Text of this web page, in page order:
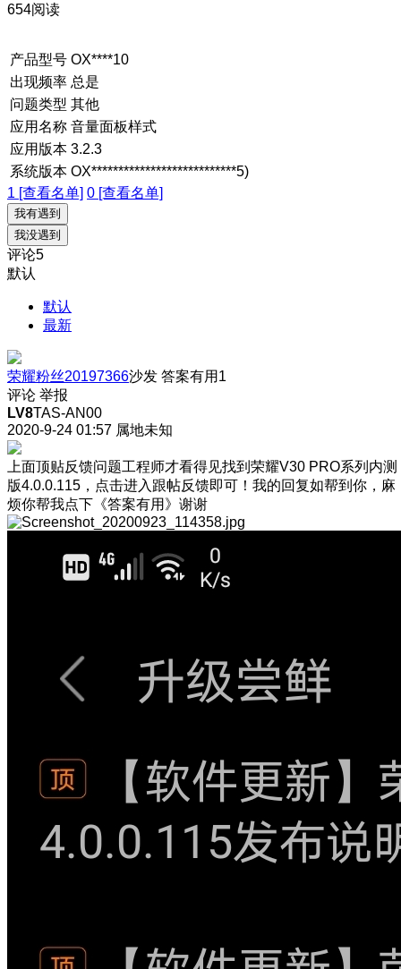
654阅读
产品型号 OX****10
出现频率 总是
问题类型 其他
应用名称 音量面板样式
应用版本 3.2.3
系统版本 OX***************************5)
1 [查看名单] 0 [查看名单]
我有遇到
我没遇到
评论5
默认
默认
最新
荣耀粉丝20197366沙发 答案有用 1
评论 举报
LV8TAS-AN00
2020-9-24 01:57 属地未知
上面顶贴反馈问题工程师才看得见找到荣耀V30 PRO系列内测
版4.0.0.115，点击进入跟帖反馈即可！我的回复如帮到你，麻
烦你帮我点下《答案有用》谢谢